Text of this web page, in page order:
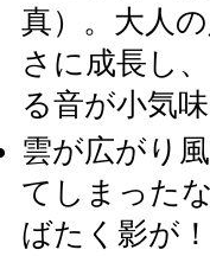
真）。大人
さに成長し
る音が小気
雲が広がり
てしまった
ばたく影が